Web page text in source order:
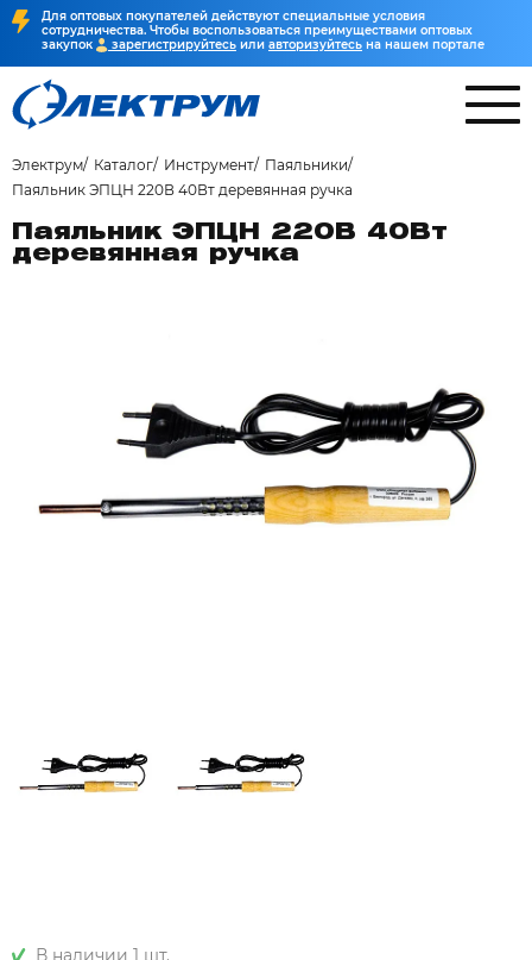
Для оптовых покупателей действуют специальные условия
сотрудничества. Чтобы воспользоваться преимуществами оптовых
закупок
зарегистрируйтесь или авторизуйтесь на нашем портале
Электрум Каталог Инструмент
Паяльники
Паяльник ЭПЦН 220В 40Вт деревянная ручка
Паяльник ЭПЦН 220В 40Вт
деревянная ручка
В наличии 1 шт.